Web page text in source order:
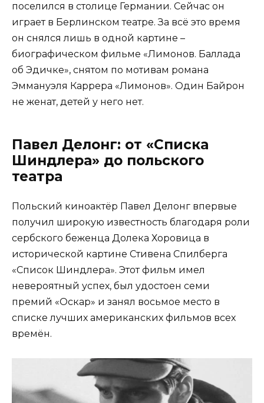
поселился в столице Германии. Сейчас он
играет в Берлинском театре. За всё это время
он снялся лишь в одной картине –
биографическом фильме «Лимонов. Баллада
об Эдичке», снятом по мотивам романа
Эммануэля Каррера «Лимонов». Один Байрон
не женат, детей у него нет.
Павел Делонг: от «Списка
Шиндлера» до польского
театра
Польский киноактёр Павел Делонг впервые
получил широкую известность благодаря роли
сербского беженца Долека Хоровица в
исторической картине Стивена Спилберга
«Список Шиндлера». Этот фильм имел
невероятный успех, был удостоен семи
премий «Оскар» и занял восьмое место в
списке лучших американских фильмов всех
времён.